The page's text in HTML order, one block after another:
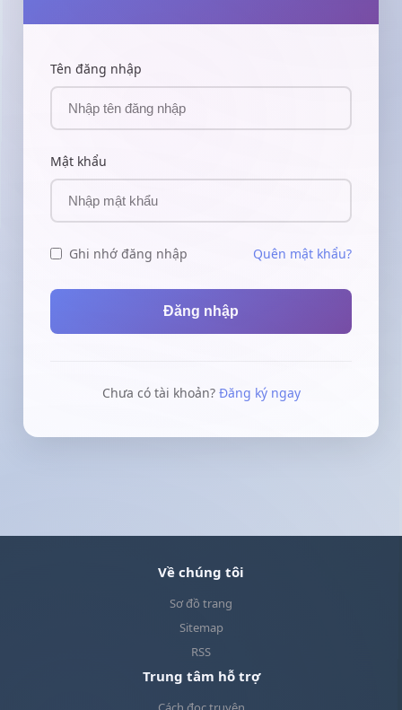
Tên đăng nhập
Mật khẩu
Ghi nhớ đăng nhập Quên mật khẩu?
Đăng nhập
Chưa có tài khoản? Đăng ký ngay
Về chúng tôi
Sơ đồ trang
Sitemap
RSS
Trung tâm hỗ trợ